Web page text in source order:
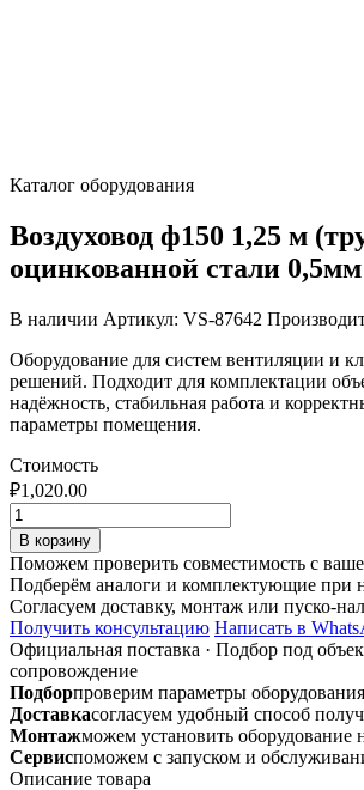
Каталог оборудования
Воздуховод ф150 1,25 м
оцинкованной стали 0,5мм
В наличии Артикул: VS-87642
Оборудование для систем вентиляции и
решений. Подходит для комплектации
надёжность, стабильная работа и
параметры помещения.
Стоимость
₽1,020.00
Количество
товара
Воздуховод
ф150
1,25
м
(труба)
из
оцинкованной
стали
0,5мм
В корзину
Поможем проверить совместимость с
Подберём аналоги и комплектующие при
Согласуем доставку, монтаж или пуско-
Получить консультацию Написать в
Официальная поставка · Подбор под
сопровождение
Подборпроверим параметры
Доставкасогласуем удобный способ
Монтажможем установить оборудование
Сервиспоможем с запуском и
Описание товара